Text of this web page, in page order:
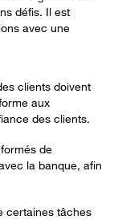
défis. Il est
avec une
clients doivent
aux
des clients.
de
la banque, afin
certaines tâches